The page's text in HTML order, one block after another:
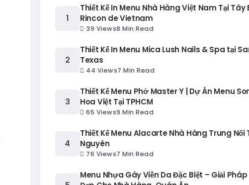
Thiết Kế In Menu Nhà Hàng Việt Nam Tại Tây
Rincon de Vietnam
39 Views8 Min Read
Thiết Kế In Menu Mica Lush Nails & Spa tại
Texas
44 Views7 Min Read
Thiết Kế Menu Phở Master Y | Dự Án Menu
Hoa Việt Tại TPHCM
65 Views9 Min Read
Thiết Kế Menu Alacarte Nhà Hàng Trung Nổi
Nguyên
76 Views7 Min Read
Menu Nhựa Gáy Viền Da Đặc Biệt – Giải Pháp